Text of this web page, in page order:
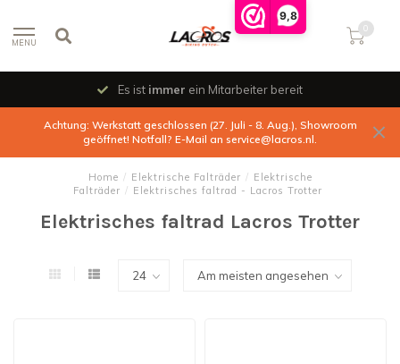
9,8
MENU
0
Es ist immer ein Mitarbeiter bereit
Achtung: Werkstatt geschlossen (27. Juli - 8. Aug.), Showroom
geöffnet! Notfall? E-Mail an service@lacros.nl.
Home / Elektrische Falträder / Elektrische
Falträder / Elektrisches faltrad - Lacros Trotter
Elektrisches faltrad Lacros Trotter